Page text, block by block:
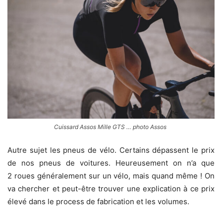
Cuissard Assos Mille GTS … photo Assos
Autre sujet les pneus de vélo. Certains dépassent le prix
de nos pneus de voitures. Heureusement on n’a que
2 roues généralement sur un vélo, mais quand même ! On
va chercher et peut-être trouver une explication à ce prix
élevé dans le process de fabrication et les volumes.